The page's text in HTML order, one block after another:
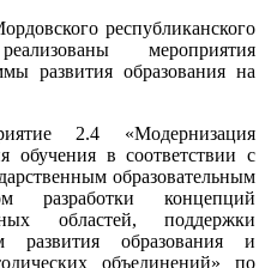
республиканского
мероприятия
развития образования на
2.4 «Модернизация
обучения в соответствии с
образовательным
разработки концепций
областей, поддержки
развития образования и
объединений» по